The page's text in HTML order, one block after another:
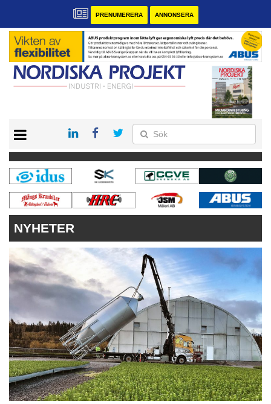
PRENUMERERA ANNONSERA
KONTAKT
VÅRA ANDRA MAGASIN
PRENUMERERA
ANNONSERA
NYHETER